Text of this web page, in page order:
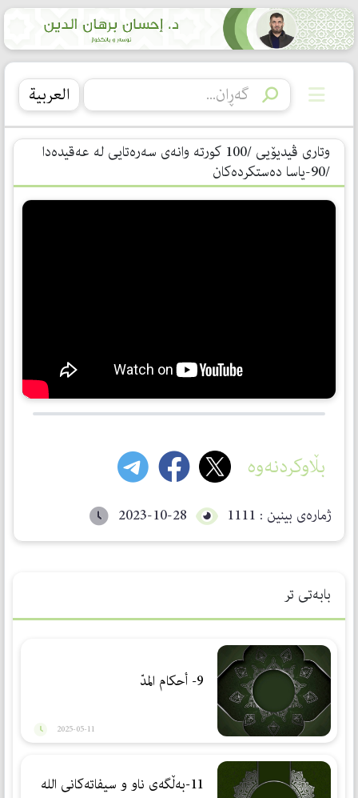
العربیة
وتاری ڤیدیۆیی /100 کورتە وانەی سەرەتایی لە عەقیدەدا
/90-یاسا دەستكردەكان
بڵاوکردنەوە
ژمارەی بینین : 1111 2023-10-28
بابەتی تر
9- أحكام المدّ
2025-05-11
11-بەڵگەی ناو و سیفاتەكانی الله